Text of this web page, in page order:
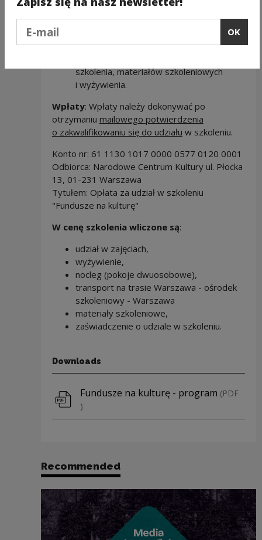
450.00 PLN + 23% VAT (brutto: 553.50 zł)
korzystają z zakwaterowania w ośrodku
szkolenia, materiałów szkoleniowych
i wyżywienia.
Wpłaty: Wpłaty należy dokonywać po
otrzymaniu mailowego potwierdzenia
o zakwalifikowaniu się do udziału w szkoleniu.
Konto nr: 61 1130 1017 0000 0577 0120 0001
Odbiorca: Narodowe Centrum Kultury ul. Płocka
13, 01-231 Warszawa
Tytułem: Opłata za udział w szkoleniu
"Fundusze na kulturę"
W cenę szkolenia wliczone są:
udział w zajęciach,
wyżywienie,
nocleg (pokoje dwuosobowe),
transport na trasie Warszawa - ośrodek
szkoleniowy - Warszawa
materiały szkoleniowe,
zaświadczenie o udziale w szkoleniu.
Downloads
Download file
Fundusze na kulturę - program (PDF
)
Recommended
OK